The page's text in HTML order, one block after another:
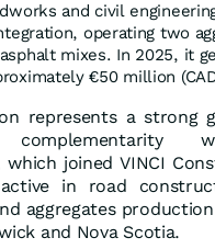
and civil
operating two
mixes. In 2025, it
€50 million
represents a strong
complementarity
which joined VINCI
in road
aggregates
and Nova Scotia.